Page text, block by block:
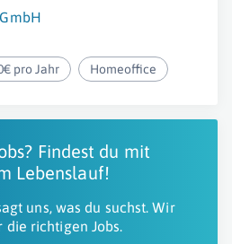
pro Jahr Homeoffice
Findest du mit
Lebenslauf!
uns, was du suchst. Wir
die richtigen Jobs.